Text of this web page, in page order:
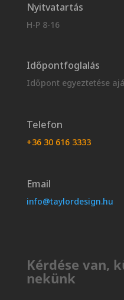
Nyitvatartás
H-P 8-16
Időpontfoglalás
Időpont egyeztetése
Telefon
+36 30 616 3333
Email
info@taylordesign.hu
Kérdése van,
nekünk